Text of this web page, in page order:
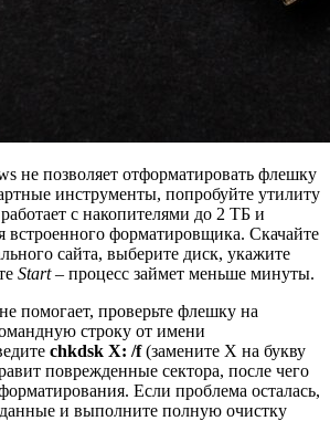
не позволяет отформатировать флешку
инструменты, попробуйте утилиту
с накопителями до 2 ТБ и
встроенного форматировщика. Скачайте
сайта, выберите диск, укажите
Start– процесс займет меньше минуты.
помогает, проверьте флешку на
строку от имени
chkdsk X: /f(замените X на букву
поврежденные сектора, после чего
Если проблема осталась,
и выполните полную очистку